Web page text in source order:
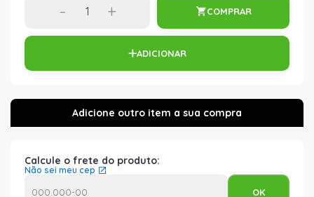
- + COMPRAR
ADICIONAR
Calcule o frete do produto:
Não sei meu cep